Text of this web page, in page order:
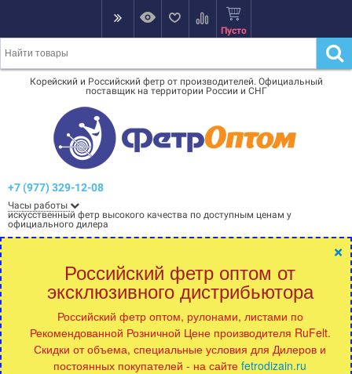
Пусто
Корейский и Российский фетр от производителей. Официальный
поставщик на территории России и СНГ
+7 (977) 329-12-08
Часы работы
искусственный фетр высокого качества по доступным ценам у
официального дилера
×
Российский фетр оптом от
эксклюзивного дистрибьютора
Российский фетр оптом, рулонами, листами по
Рекомендованной Розничной Цене производителя RuFelt.
Скидки от объема, специальные условия для Дилеров и
постоянных покупателей - на сайте fetrodizain.ru